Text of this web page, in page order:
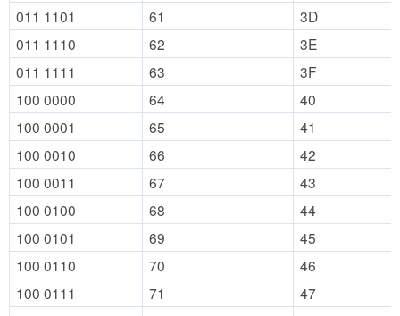
011 1101
61
3D
011 1110
62
3E
011 1111
63
3F
100 0000
64
40
100 0001
65
41
100 0010
66
42
100 0011
67
43
100 0100
68
44
100 0101
69
45
100 0110
70
46
100 0111
71
47